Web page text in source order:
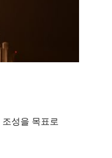
성을 목표로